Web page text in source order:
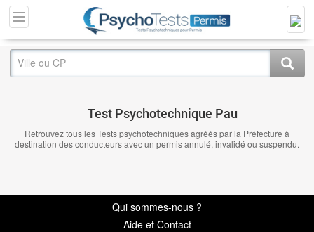
Test Psychotechnique Pau
Retrouvez tous les Tests psychotechniques agréés par la Préfecture à
destination des conducteurs avec un permis annulé, invalidé ou suspendu.
Qui sommes-nous ?
Aide et Contact